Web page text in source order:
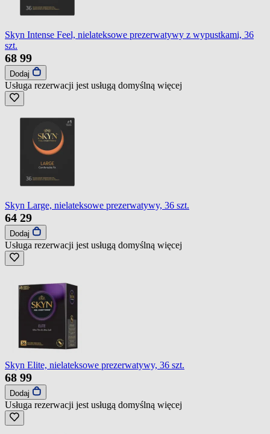
Skyn Intense Feel, nielateksowe prezerwatywy z wypustkami, 36
szt.
68 99
Dodaj
Usługa rezerwacji jest usługą domyślną więcej
Skyn Large, nielateksowe prezerwatywy, 36 szt.
64 29
Dodaj
Usługa rezerwacji jest usługą domyślną więcej
Skyn Elite, nielateksowe prezerwatywy, 36 szt.
68 99
Dodaj
Usługa rezerwacji jest usługą domyślną więcej